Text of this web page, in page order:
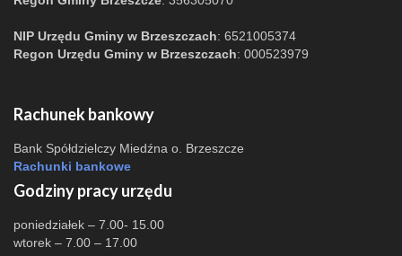
NIP Urzędu Gminy w Brzeszczach: 6521005374
Regon Urzędu Gminy w Brzeszczach: 000523979
Rachunek bankowy
Bank Spółdzielczy Miedźna o. Brzeszcze
Rachunki bankowe
Godziny pracy urzędu
poniedziałek – 7.00- 15.00
wtorek – 7.00 – 17.00